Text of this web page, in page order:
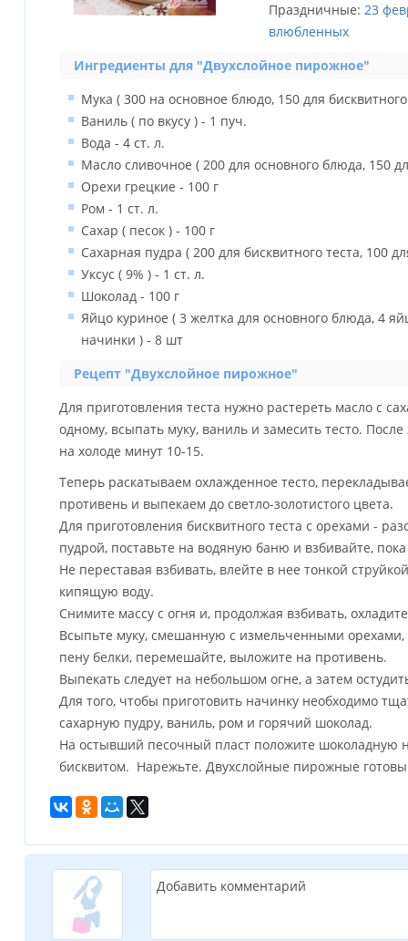
Праздничные: 23
влюбленных
Ингредиенты для "Двухслойное пирожное"
Мука ( 300 на основное блюдо, 150 для бисквитного
Ваниль ( по вкусу ) - 1 пуч.
Вода - 4 ст. л.
Масло сливочное ( 200 для основного блюда, 150
Орехи грецкие - 100 г
Ром - 1 ст. л.
Сахар ( песок ) - 100 г
Сахарная пудра ( 200 для бисквитного теста, 100
Уксус ( 9% ) - 1 ст. л.
Шоколад - 100 г
Яйцо куриное ( 3 желтка для основного блюда, 4
начинки ) - 8 шт
Рецепт "Двухслойное пирожное"
Для приготовления теста нужно растереть масло с
одному, всыпать муку, ваниль и замесить тесто. После
на холоде минут 10-15.
Теперь раскатываем охлажденное тесто,
противень и выпекаем до светло-золотистого цвета.
Для приготовления бисквитного теста с орехами -
пудрой, поставьте на водяную баню и взбивайте,
Не переставая взбивать, влейте в нее тонкой
кипящую воду.
Снимите массу с огня и, продолжая взбивать,
Всыпьте муку, смешанную с измельченными орехами,
пену белки, перемешайте, выложите на противень.
Выпекать следует на небольшом огне, а затем
Для того, чтобы приготовить начинку необходимо
сахарную пудру, ваниль, ром и горячий шоколад.
На остывший песочный пласт положите шоколадную
бисквитом. Нарежьте. Двухслойные пирожные
Добавить комментарий